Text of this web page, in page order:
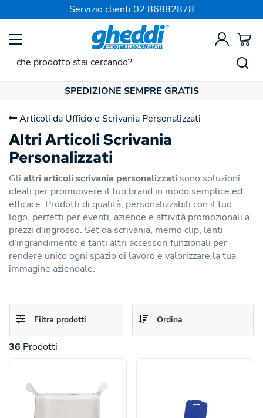
Servizio clienti 02 86882878
SPEDIZIONE SEMPRE GRATIS
Articoli da Ufficio e Scrivania Personalizzati
Altri Articoli Scrivania
Personalizzati
Gli altri articoli scrivania personalizzati sono soluzioni
ideali per promuovere il tuo brand in modo semplice ed
efficace. Prodotti di qualità, personalizzabili con il tuo
logo, perfetti per eventi, aziende e attività promozionali a
prezzi d'ingrosso. Set da scrivania, memo clip, lenti
d'ingrandimento e tanti altri accessori funzionali per
rendere unico ogni spazio di lavoro e valorizzare la tua
immagine aziendale.
Toggle
navigation
Filtra prodotti
Toggle
navigation
Ordina
36 Prodotti